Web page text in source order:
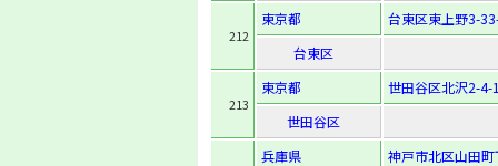
212
東京都
台東区東上野3-
台東区
213
東京都
世田谷区北沢2-4-
世田谷区
兵庫県
神戸市北区山田